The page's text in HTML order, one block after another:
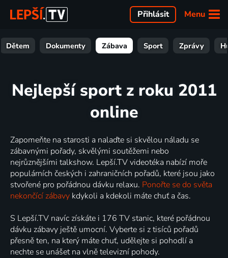
Menu
Přihlásit
Dětem Dokumenty Zábava Sport Zprávy
Nejlepší sport z roku 2011
online
Zapomeňte na starosti a nalaďte si skvělou náladu se
zábavnými pořady, skvělými soutěžemi nebo
nejrůznějšími talkshow. Lepší.TV videotéka nabízí moře
populárních českých i zahraničních pořadů, které jsou jako
stvořené pro pořádnou dávku relaxu. Ponořte se do světa
nekončící zábavy kdykoli a kdekoli máte chuť a čas.
S Lepší.TV navíc získáte i 176 TV stanic, které pořádnou
dávku zábavy ještě umocní. Vyberte si z tisíců pořadů
přesně ten, na který máte chuť, udělejte si pohodlí a
nechte se unášet na vlně televizní pohody.